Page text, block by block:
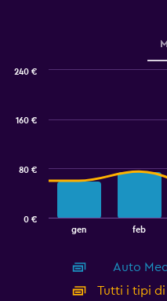
gen feb
0 €
80 €
160 €
240 €
Auto
Tutti i tipi di